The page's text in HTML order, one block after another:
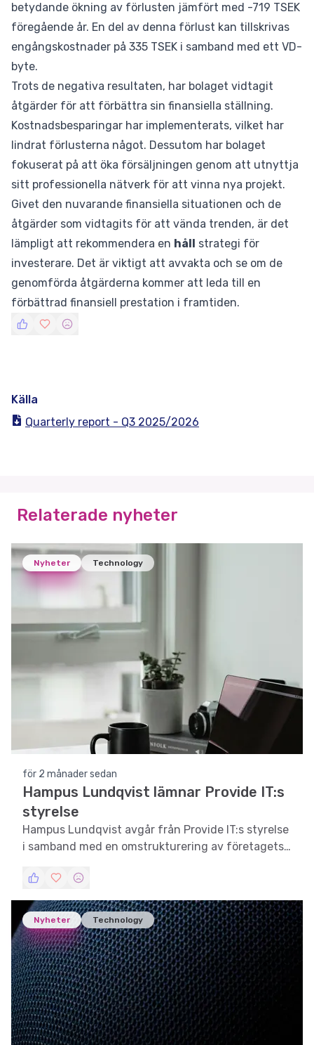
betydande ökning av förlusten jämfört med -719 TSEK
föregående år. En del av denna förlust kan tillskrivas
engångskostnader på 335 TSEK i samband med ett VD-
byte.
Trots de negativa resultaten, har bolaget vidtagit
åtgärder för att förbättra sin finansiella ställning.
Kostnadsbesparingar har implementerats, vilket har
lindrat förlusterna något. Dessutom har bolaget
fokuserat på att öka försäljningen genom att utnyttja
sitt professionella nätverk för att vinna nya projekt.
Givet den nuvarande finansiella situationen och de
åtgärder som vidtagits för att vända trenden, är det
lämpligt att rekommendera en håll strategi för
investerare. Det är viktigt att avvakta och se om de
genomförda åtgärderna kommer att leda till en
förbättrad finansiell prestation i framtiden.
Källa
Quarterly report - Q3 2025/2026
Relaterade nyheter
Nyheter Technology
för 2 månader sedan
Hampus Lundqvist lämnar Provide IT:s
styrelse
Hampus Lundqvist avgår från Provide IT:s styrelse
i samband med en omstrukturering av företagets
Nyheter Technology